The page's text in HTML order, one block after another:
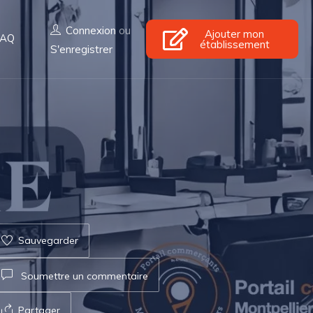
Connexion ou
S'enregistrer
Ajouter mon
établissement
Sauvegarder
Soumettre un commentaire
Partager